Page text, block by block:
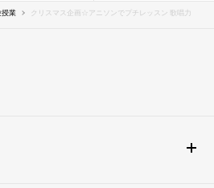
業 クリスマス企画☆アニソンでプチレッスン 歌唱力